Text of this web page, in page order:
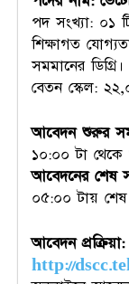
পদ সংখ্যা: ০১
শিক্ষাগত
সমমানের ডিগ্রি।
বেতন স্কেল:
আবেদন শুরুর
১০:০০ টা থেকে
আবেদনের শেষ
০৫:০০ টায় শেষ
আবেদন
http://